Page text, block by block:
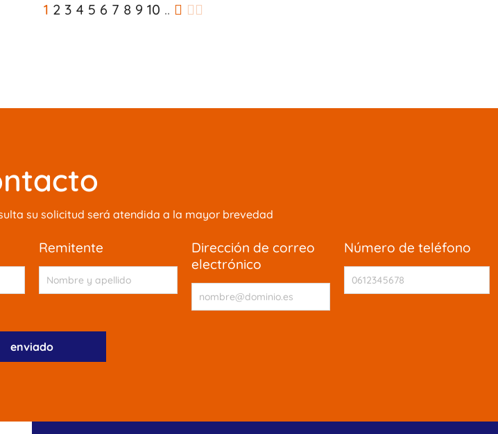
1 2 3 4 5 6 7 8 9 10 ..
su solicitud será atendida a la mayor brevedad
remitente
dirección de correo
electrónico
número de teléfono